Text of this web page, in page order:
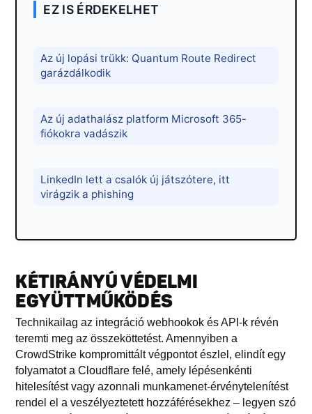
EZ IS ÉRDEKELHET
Az új lopási trükk: Quantum Route Redirect
garázdálkodik
Az új adathalász platform Microsoft 365-
fiókokra vadászik
LinkedIn lett a csalók új játszótere, itt
virágzik a phishing
KÉTIRÁNYÚ VÉDELMI
EGYÜTTMŰKÖDÉS
Technikailag az integráció webhookok és API-k révén
teremti meg az összeköttetést. Amennyiben a
CrowdStrike kompromittált végpontot észlel, elindít egy
folyamatot a Cloudflare felé, amely lépésenkénti
hitelesítést vagy azonnali munkamenet-érvénytelenítést
rendel el a veszélyeztetett hozzáférésekhez – legyen szó